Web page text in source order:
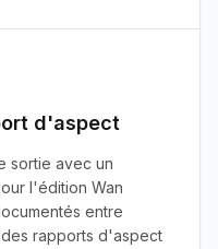
d'aspect
sortie avec un
l'édition Wan
entre
rapports d'aspect